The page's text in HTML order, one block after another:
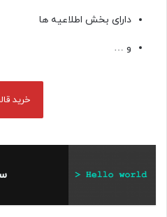
دارای بخش اطلاعیه ها
و …
خرید